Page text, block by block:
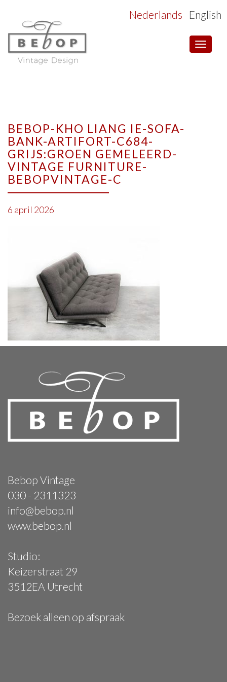
Toggle
Nederlands English
BEBOP-KHO LIANG IE-SOFA-
BANK-ARTIFORT-C684-
GRIJS:GROEN GEMELEERD-
VINTAGE FURNITURE-
BEBOPVINTAGE-C
6 april 2026
Bebop Vintage
030 - 2311323
info@bebop.nl
www.bebop.nl
Studio:
Keizerstraat 29
3512EA Utrecht
Bezoek alleen op afspraak